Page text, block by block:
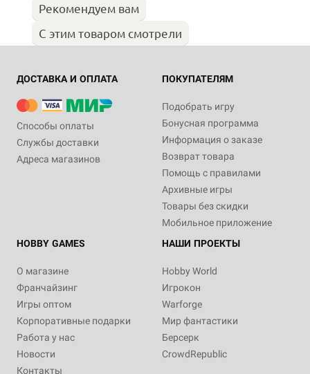
Рекомендуем вам
С этим товаром смотрели
ДОСТАВКА И ОПЛАТА
Способы оплаты
Службы доставки
Адреса магазинов
ПОКУПАТЕЛЯМ
Подобрать игру
Бонусная программа
Информация о заказе
Возврат товара
Помощь с правилами
Архивные игры
Товары без скидки
Мобильное приложение
HOBBY GAMES
О магазине
Франчайзинг
Игры оптом
Корпоративные подарки
Работа у нас
Новости
Контакты
НАШИ ПРОЕКТЫ
Hobby World
Игрокон
Warforge
Мир фантастики
Берсерк
CrowdRepublic